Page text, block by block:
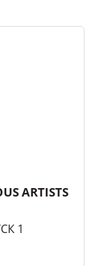
ARTISTS
1